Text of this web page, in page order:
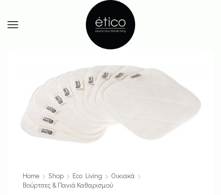
Home Shop Eco Living
Οικιακά
Βούρτσες & Πανιά Καθαρισμού